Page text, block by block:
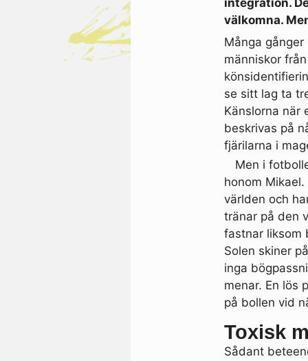
integration.
välkomna.
Många
människor
se sitt lag ta
Känslorna när
beskrivas på
fjärilarna i
Men i
honom
världen och
tränar på den
fastnar liksom
Solen skiner
inga
menar. En lös
på bollen vid
Toxisk
Sådant